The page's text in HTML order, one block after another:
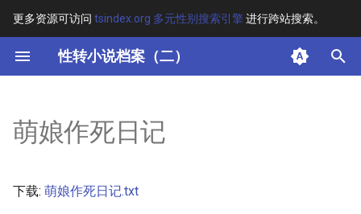
更多资源可访问 tsindex.org 多元性别搜索引擎进行跨站搜索。
性转小说档案（二）
键
开
搜
其他信息 [Processed Page
萌娘作死日记
下载: 萌娘作死日记.txt